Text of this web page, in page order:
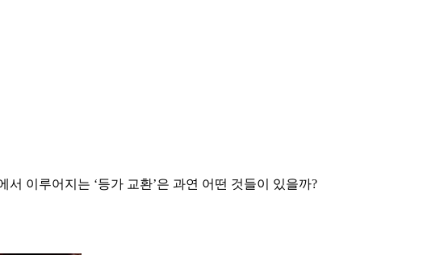
이루어지는 ‘등가 교환’은 과연 어떤 것들이 있을까?